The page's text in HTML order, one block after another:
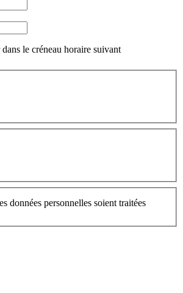
le créneau horaire suivant
données personnelles soient traitées